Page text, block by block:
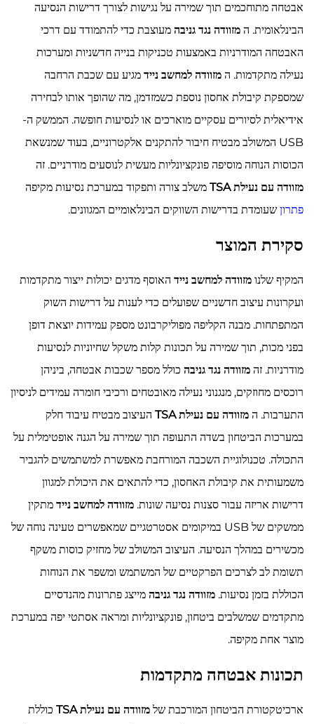
אבטחה מתוחכמים תוך שמירה על נגישות לצורך דרישות הנסיעה
הבינלאומית. ה מזוודה נגד גניבה מעוצבת כדי להתמודד עם דרכי
האבטחה המודרניות באמצעות טכניקות בנייה חדשניות ומערכות
נעילה מתקדמות. ה מזוודה למחשב נייד מגיע עם שכבת הרחבה
שמספקת קיבולת אחסון נוספת כשמזדמן, מה שהופך אותו לבחירה
אידיאלית לסיורים עסקיים מוארכים או לנסיעות חופשה. הממשק ה-
USB המשולב מבטיח חיבור להתקנים אלקטרוניים, בעוד שמנשאת
הכוסות הנוחה מוסיפה פונקציונליות מעשית לנוסעים מודרניים. זה
מזוודה עם נעילת TSA
משלב צורה ותפקוד במערכת נסיעות מקיפה
פתרון שעומדת בדרישות השווקים הבינלאומיים המגוונים.
סקירת המוצר
המקיף שלנו מזוודה למחשב נייד האוסף מדגים יכולות ייצור מתקדמות
ועקרונות עיצוב חדשניים שפועלים כדי לענות על דרישות השוק
המתפתחות. מבנה הקליפה מפוליקרבונט מספק עמידות יוצאת דופן
בפני מכות, תוך שמירה על תכונות קלות משקל שחיוניות לנסיעות
מודרניות. זה מזוודה נגד גניבה כולל מספר שכבות אבטחה, ביניהן
רוכסים מחוזקים, מנגנוני נעילה מאובטחים ורכיבי חומרה עמידים לניסיון
התערבות. ה מזוודה עם נעילת TSA
העיצוב מבטיח עיבוד חלק
במערכות הביטחון בשדה התעופה תוך שמירה על הגנה אופטימלית על
התכולה. טכנולוגיית השכבה המורחבת מאפשרת למשתמשים להגביר
משמעותית את קיבולת האחסון, כדי להתאים את היכולת למגוון
דרישות אריזה עבור סצנות נסיעה שונות. מזוודה למחשב נייד מתקין
ממשקים של USB במיקומים אסטרטגיים שמאפשרים טעינה נוחה של
מכשירים במהלך הנסיעה. העיצוב המשולב של מחזיק כוסות משקף
תשומת לב לצרכים הפרקטיים של המשתמש ומשפר את הנוחות
הכוללת בזמן נסיעות. מזוודה נגד גניבה מייצג פתרונות מהנדסיים
מתקדמים שמשלבים ביטחון, פונקציונליות ומראה אסתטי יפה במערכת
מוצר אחת מקיפה.
תכונות אבטחה מתקדמות
ארכיטקטורת הביטחון המורכבת של מזוודה עם נעילת TSA
כוללת